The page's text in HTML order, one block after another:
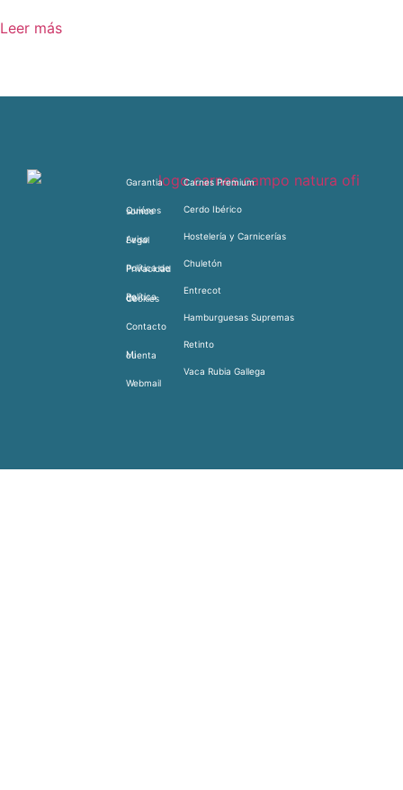
Leer más
Garantia
Quiénes somos
Aviso Legal
Política de Privacidad
Política de Cookies
Contacto
Mi cuenta
Webmail
Carnes Premium
Cerdo Ibérico
Hostelería y Carnicerías
Chuletón
Entrecot
Hamburguesas Supremas
Retinto
Vaca Rubia Gallega